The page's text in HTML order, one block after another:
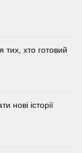
хто готовий
нові історії